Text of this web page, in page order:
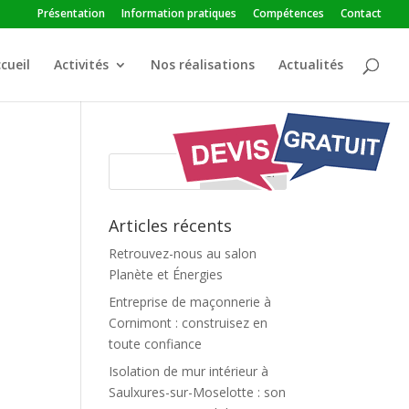
Présentation Information pratiques Compétences Contact
Activités Nos réalisations Actualités
Articles récents
Retrouvez-nous au salon
Planète et Énergies
Entreprise de maçonnerie à
Cornimont : construisez en
toute confiance
Isolation de mur intérieur à
Saulxures-sur-Moselotte : son